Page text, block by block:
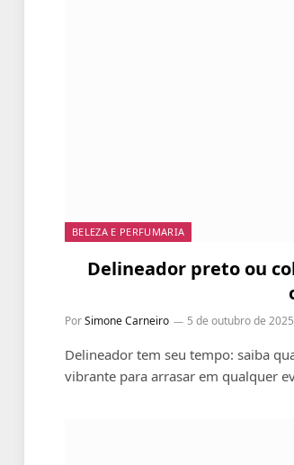
BELEZA E PERFUMARIA
Delineador preto ou
PorSimone Carneiro 5 de outubro de 2025
Delineador tem seu tempo: saiba
vibrante para arrasar em qualquer